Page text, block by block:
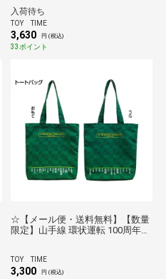
入荷待ち
TOY TIME
3,630 円 (税込)
33ポイント
☆【メール便・送料無料】【数量
限定】山手線 環状運転 100周年記
TOY TIME
3,300 円 (税込)